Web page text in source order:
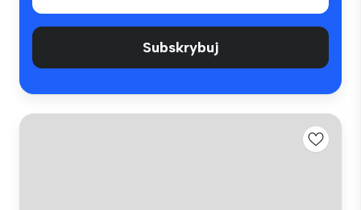
Subskrybuj